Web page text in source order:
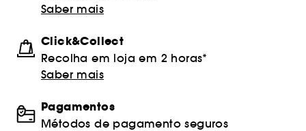
Saber mais
Click&Collect
Recolha em loja em 2 horas*
Saber mais
Pagamentos
Métodos de pagamento seguros